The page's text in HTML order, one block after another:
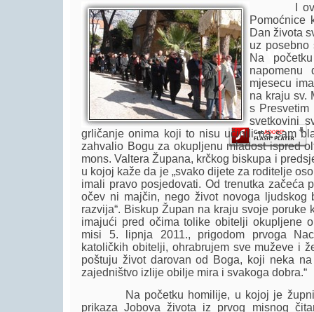
Player.
I ove
Pomoćnice
Dan života
uz posebno
Na
mjesecu
na kraju sv.
s
svetkovini
grličanje onima koji to nisu učinili na sam
zahvalio Bogu za okupljenu mladost ispred
mons. Valtera Župana, krčkog biskupa i
u kojoj kaže da je „svako dijete za roditelje
imali pravo posjedovati. Od trenutka začeća
očev ni majčin, nego život novoga
razvija“. Biskup Župan na kraju svoje poruke
imajući pred očima tolike obitelji okupljene
misi 5. lipnja 2011., prigodom prvoga
katoličkih obitelji, ohrabrujem sve muževe i
poštuju život darovan od Boga, koji neka
zajedništvo izlije obilje mira i svakoga dobra.“
Na početku homilije, u kojoj je župnik
prikaza Jobova života iz prvog misnog